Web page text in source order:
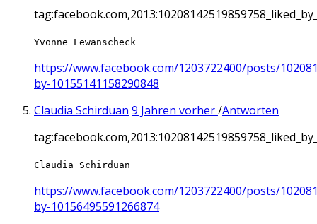
Yvonne Lewanscheck
https://www.facebook.com/1203722400/posts/
by-10155141158290848
Claudia Schirduan 9 Jahren vorher/Antworten
Claudia Schirduan
https://www.facebook.com/1203722400/posts/
by-10156495591266874